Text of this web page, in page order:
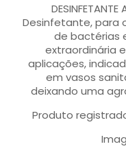
DESINFETANTE
Desinfetante, para
de bactérias
extraordinária
aplicações,
em vasos
deixando uma
Produto registrado